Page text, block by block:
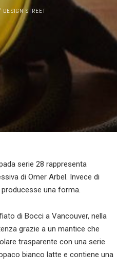
DESIGN STREET
serie 28 rappresenta
di Omer Arbel. Invece di
una forma.
di Bocci a Vancouver, nella
grazie a un mantice che
trasparente con una serie
bianco latte e contiene una